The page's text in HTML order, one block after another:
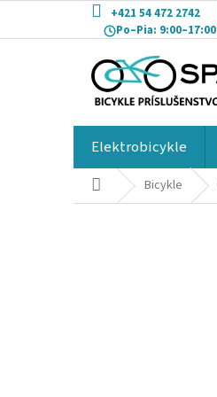
obsah
+421 54 472 2742
Po–Pia: 9:00–17:00
Elektrobicykle
DomovBicykle